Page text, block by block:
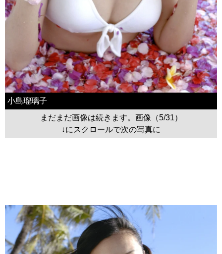
小島瑠璃子
まだまだ画像は続きます。画像（5/31）
↓にスクロールで次の写真に